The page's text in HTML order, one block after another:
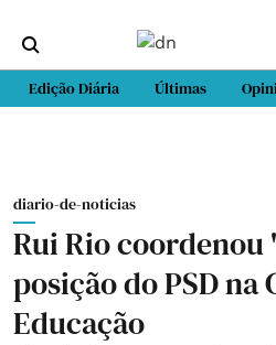
Edição Diária Últimas
diario-de-noticias
Rui Rio coordenou
posição do PSD na
Educação